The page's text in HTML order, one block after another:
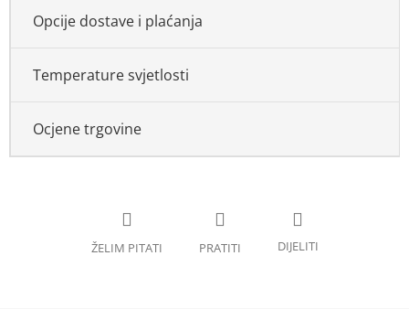
Opcije dostave i plaćanja
Temperature svjetlosti
Ocjene trgovine